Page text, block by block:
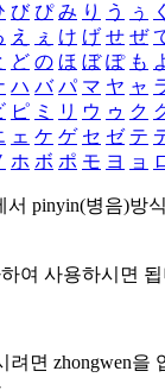
び ぴ み り う ぅ く
え ぇ け げ せ ぜ
ど の ほ ぼ ぽ も
ハ バ パ マ ヤ ャ
ピ ミ リ ウ ゥ ク
ェ ケ ゲ セ ゼ テ
ホ ボ ポ モ ヨ ョ
서 pinyin(병음)방
여 사용하시면
려면 zhongwen을